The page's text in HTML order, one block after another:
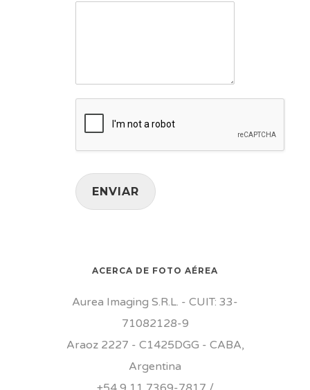
ENVIAR
ACERCA DE FOTO AÉREA
Aurea Imaging S.R.L. - CUIT: 33-
71082128-9
Araoz 2227 - C1425DGG - CABA,
Argentina